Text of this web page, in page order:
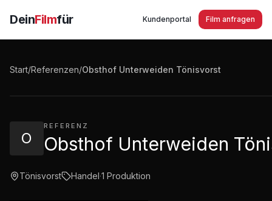
DeinFilmfür Kundenportal Film anfragen
Start/Referenzen/Obsthof Unterweiden Tönisvorst
O
REFERENZ
Obsthof Unterweiden
Tönisvorst Handel·1 Produktion
Obsthof Unterweiden Tönisvorst - Wir und der